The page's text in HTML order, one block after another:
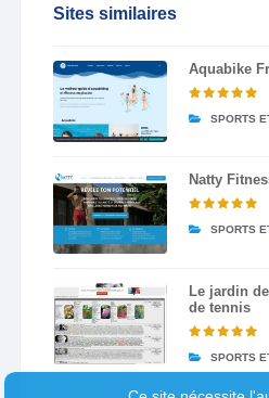
Sites similaires
Aquabike
SPORTS
Natty
SPORTS
Le jardin
de tennis
SPORTS